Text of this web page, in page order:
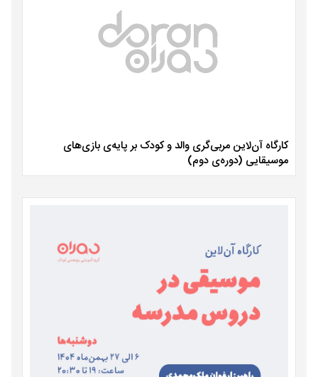
کارگاه آن‌لاین مربی‌گری والد و کودک بر پایه‌ی بازی‌های
موسیقایی (دوره‌ی دوم)